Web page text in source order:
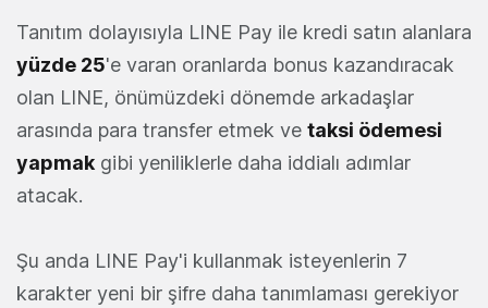
Tanıtım dolayısıyla LINE Pay ile kredi satın alanlara
yüzde 25'e varan oranlarda bonus kazandıracak
olan LINE, önümüzdeki dönemde arkadaşlar
arasında para transfer etmek ve taksi ödemesi
yapmak gibi yeniliklerle daha iddialı adımlar
atacak.
Şu anda LINE Pay'i kullanmak isteyenlerin 7
karakter yeni bir şifre daha tanımlaması gerekiyor